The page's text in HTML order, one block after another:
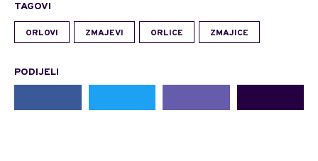
TAGOVI
ORLOVI ZMAJEVI ORLICE ZMAJICE
PODIJELI